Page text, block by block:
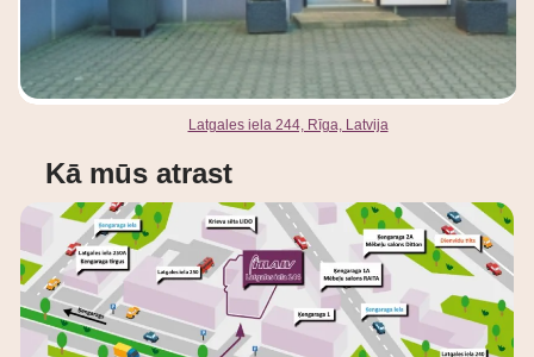
Latgales iela 244, Rīga, Latvija
Kā mūs atrast